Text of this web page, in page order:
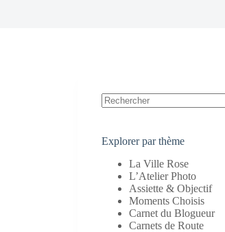
Explorer par thème
La Ville Rose
L’Atelier Photo
Assiette & Objectif
Moments Choisis
Carnet du Blogueur
Carnets de Route